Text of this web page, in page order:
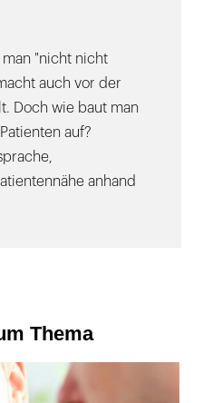
man "nicht nicht
auch vor der
Doch wie baut man
auf?
anhand
Thema